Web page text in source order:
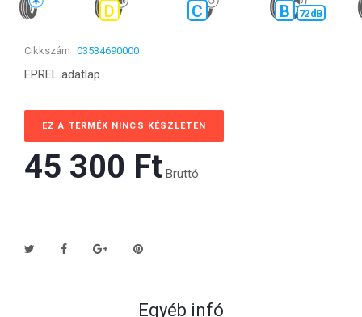
D C B 72 dB
Cikkszám 03534690000
EPREL adatlap
EZ A TERMÉK NINCS KÉSZLETEN
45 300 Ft‎ Bruttó
Egyéb infó